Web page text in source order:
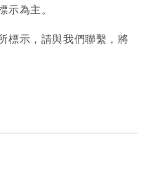
示為主。
標示，請與我們聯繫，將